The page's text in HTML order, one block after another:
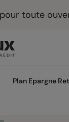
pour toute
Plan Epargne